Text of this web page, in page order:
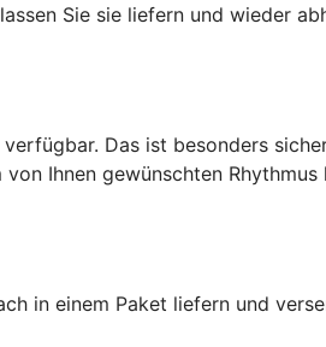
Sie sie liefern und wieder
Das ist besonders
Ihnen gewünschten
in einem Paket liefern und